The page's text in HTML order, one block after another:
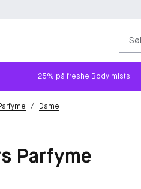
25% på freshe Body mists!
/ Dame
Parfyme